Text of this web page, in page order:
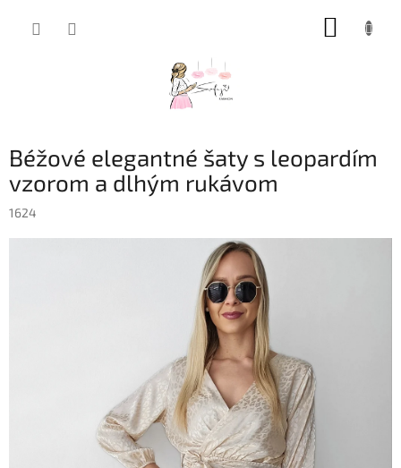
Béžové elegantné šaty s leopardím
vzorom a dlhým rukávom
1624